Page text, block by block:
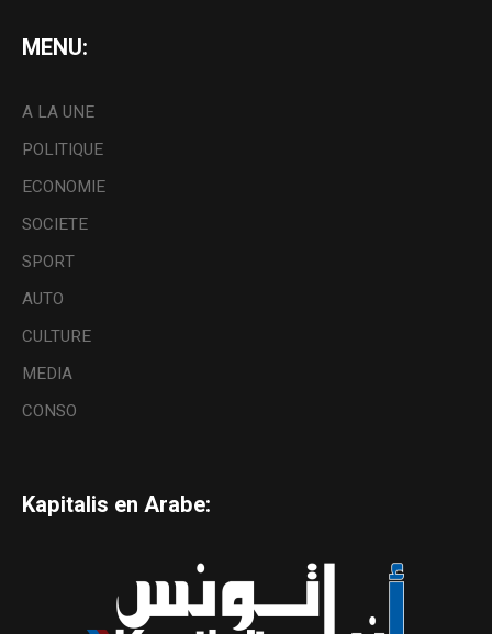
MENU:
A LA UNE
POLITIQUE
ECONOMIE
SOCIETE
SPORT
AUTO
CULTURE
MEDIA
CONSO
Kapitalis en Arabe: